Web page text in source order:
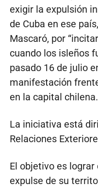
exigir la expulsión
de Cuba en ese
Mascaró, por
cuando los isleños
pasado 16 de julio
manifestación
en la capital chilena.
La iniciativa está
Relaciones
El objetivo es
expulse de su